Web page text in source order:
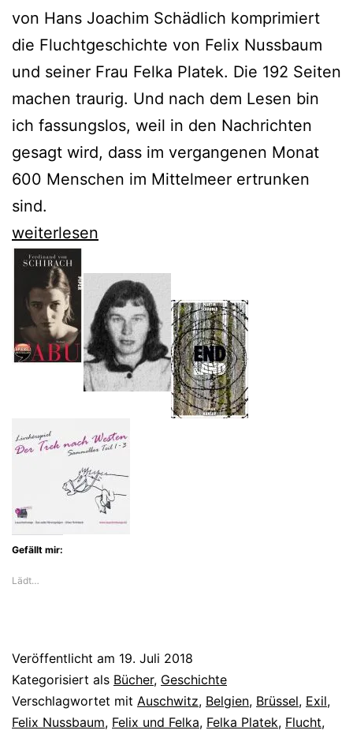
von Hans Joachim Schädlich komprimiert
die Fluchtgeschichte von Felix Nussbaum
und seiner Frau Felka Platek. Die 192 Seiten
machen traurig. Und nach dem Lesen bin
ich fassungslos, weil in den Nachrichten
gesagt wird, dass im vergangenen Monat
600 Menschen im Mittelmeer ertrunken
sind.
Hans
Joachim
Schädlich
folgt
Felix
und
durchs
weiterlesen
Gefällt mir:
Lädt…
Veröffentlicht am 19. Juli 2018
Kategorisiert als Bücher, Geschichte
Verschlagwortet mit Auschwitz, Belgien, Brüssel, Exil,
Felix Nussbaum, Felix und Felka, Felka Platek, Flucht,